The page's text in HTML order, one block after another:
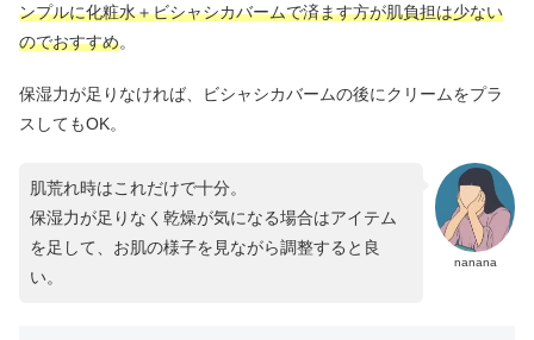
ンプルに化粧水＋ビシャシカバームで済ます方が肌負担は少ない
のでおすすめ。
保湿力が足りなければ、ビシャシカバームの後にクリームをプラ
スしてもOK。
nanana
肌荒れ時はこれだけで十分。
保湿力が足りなく乾燥が気になる場合はアイテム
を足して、お肌の様子を見ながら調整すると良
い。